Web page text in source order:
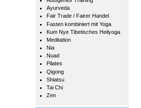
Ayurveda
Fair Trade / Fairer Handel
Fasten kombiniert mit Yoga
Kum Nye Tibetisches Heilyoga
Meditation
Nia
Nuad
Pilates
Qigong
Shiatsu
Tai Chi
Zen